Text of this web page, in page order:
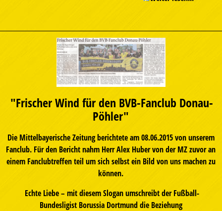
"Frischer Wind für den BVB-Fanclub Donau-
Pöhler"
Die Mittelbayerische Zeitung berichtete am 08.06.2015 von unserem
Fanclub. Für den Bericht nahm Herr Alex Huber von der MZ zuvor an
einem Fanclubtreffen teil um sich selbst ein Bild von uns machen zu
können.
Echte Liebe – mit diesem Slogan umschreibt der Fußball-
Bundesligist Borussia Dortmund die Beziehung